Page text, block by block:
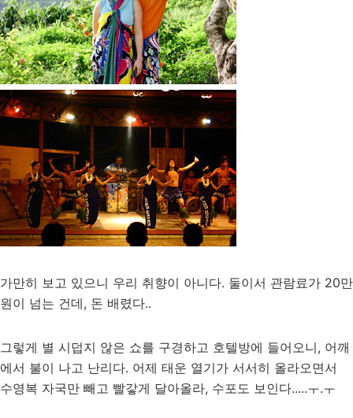
가만히 보고 있으니 우리 취향이 아니다. 둘이서 관람료가 20만
원이 넘는 건데, 돈 배렸다..
그렇게 별 시덥지 않은 쇼를 구경하고 호텔방에 들어오니, 어깨
에서 불이 나고 난리다. 어제 태운 열기가 서서히 올라오면서
수영복 자국만 빼고 빨갛게 달아올라, 수포도 보인다.....ㅜ.ㅜ